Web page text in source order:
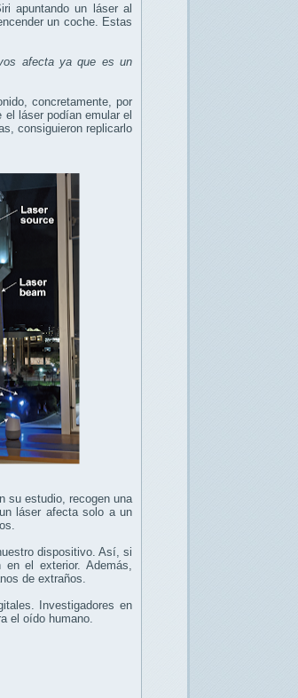
apuntando un láser al
un coche. Estas
afecta ya que es un
concretamente, por
láser podían emular el
consiguieron replicarlo
su estudio, recogen una
láser afecta solo a un
dispositivo. Así, si
el exterior. Además,
de extraños.
Investigadores en
el oído humano.